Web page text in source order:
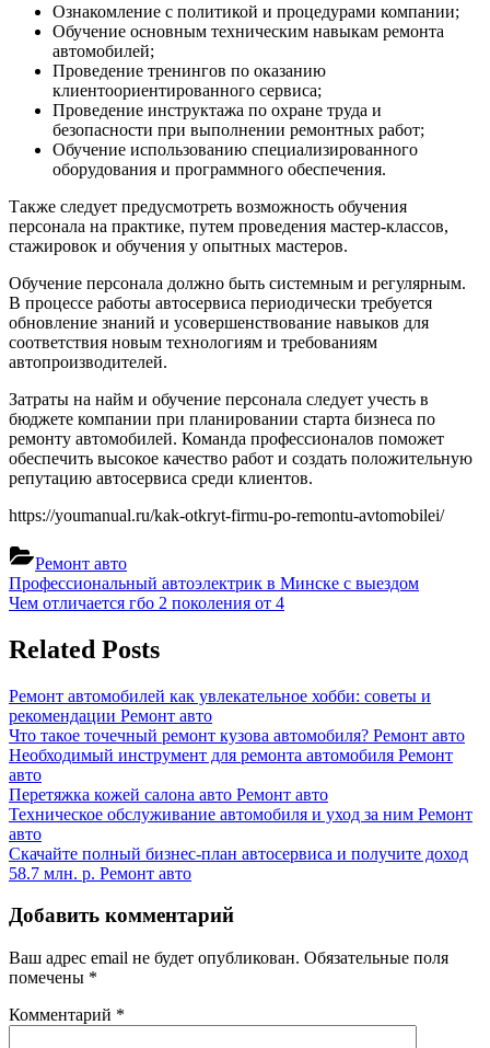
Ознакомление с политикой и процедурами компании;
Обучение основным техническим навыкам ремонта
автомобилей;
Проведение тренингов по оказанию
клиентоориентированного сервиса;
Проведение инструктажа по охране труда и
безопасности при выполнении ремонтных работ;
Обучение использованию специализированного
оборудования и программного обеспечения.
Также следует предусмотреть возможность обучения
персонала на практике, путем проведения мастер-классов,
стажировок и обучения у опытных мастеров.
Обучение персонала должно быть системным и регулярным.
В процессе работы автосервиса периодически требуется
обновление знаний и усовершенствование навыков для
соответствия новым технологиям и требованиям
автопроизводителей.
Затраты на найм и обучение персонала следует учесть в
бюджете компании при планировании старта бизнеса по
ремонту автомобилей. Команда профессионалов поможет
обеспечить высокое качество работ и создать положительную
репутацию автосервиса среди клиентов.
https://youmanual.ru/kak-otkryt-firmu-po-remontu-avtomobilei/
Ремонт авто
Навигация
по
записям
Previous
Post:
Профессиональный автоэлектрик в Минске с выездом
Next
Чем отличается гбо 2 поколения от 4
Related Posts
Ремонт автомобилей как увлекательное хобби: советы и
рекомендации Ремонт авто
Что такое точечный ремонт кузова автомобиля? Ремонт авто
Необходимый инструмент для ремонта автомобиля Ремонт
авто
Перетяжка кожей салона авто Ремонт авто
Техническое обслуживание автомобиля и уход за ним Ремонт
авто
Скачайте полный бизнес-план автосервиса и получите доход
58.7 млн. р. Ремонт авто
Добавить комментарий
Ваш адрес email не будет опубликован. Обязательные поля
помечены *
Комментарий *